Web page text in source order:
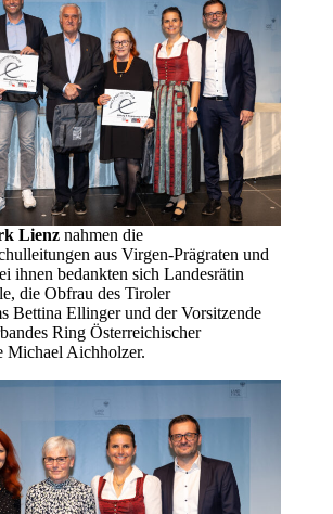
Lienz nahmen die
aus Virgen-Prägraten und
ihnen bedankten sich Landesrätin
die Obfrau des Tiroler
Bettina Ellinger und der Vorsitzende
Ring Österreichischer
Michael Aichholzer.